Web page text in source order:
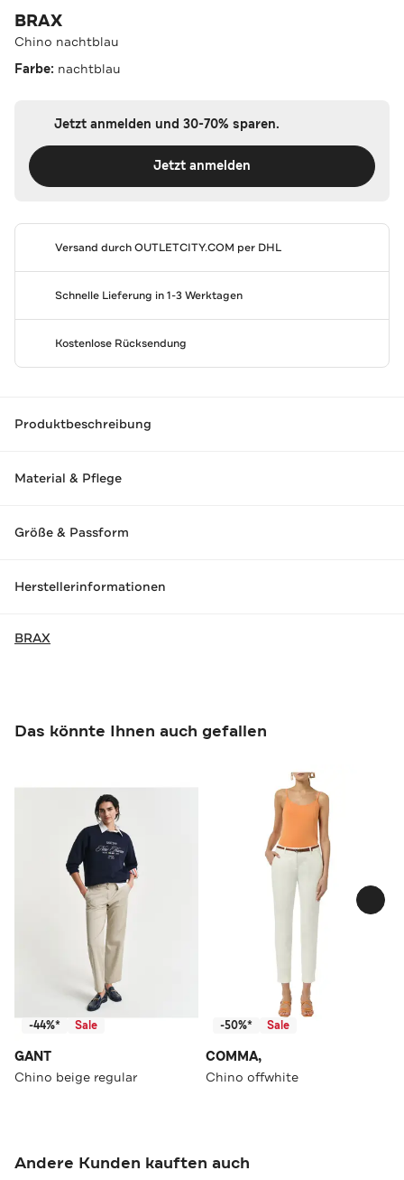
BRAX
Chino nachtblau
Farbe: nachtblau
Jetzt anmelden und 30-70% sparen.
Jetzt anmelden
Versand durchOUTLETCITY.COM per DHL
Schnelle Lieferung in 1-3 Werktagen
Kostenlose Rücksendung
Produktbeschreibung
Material & Pflege
Größe & Passform
Herstellerinformationen
BRAX
Das könnte Ihnen auch gefallen
-44%* Sale
GANT
Chino beige regular
-50%* Sale
COMMA,
Chino offwhite
Andere Kunden kauften auch